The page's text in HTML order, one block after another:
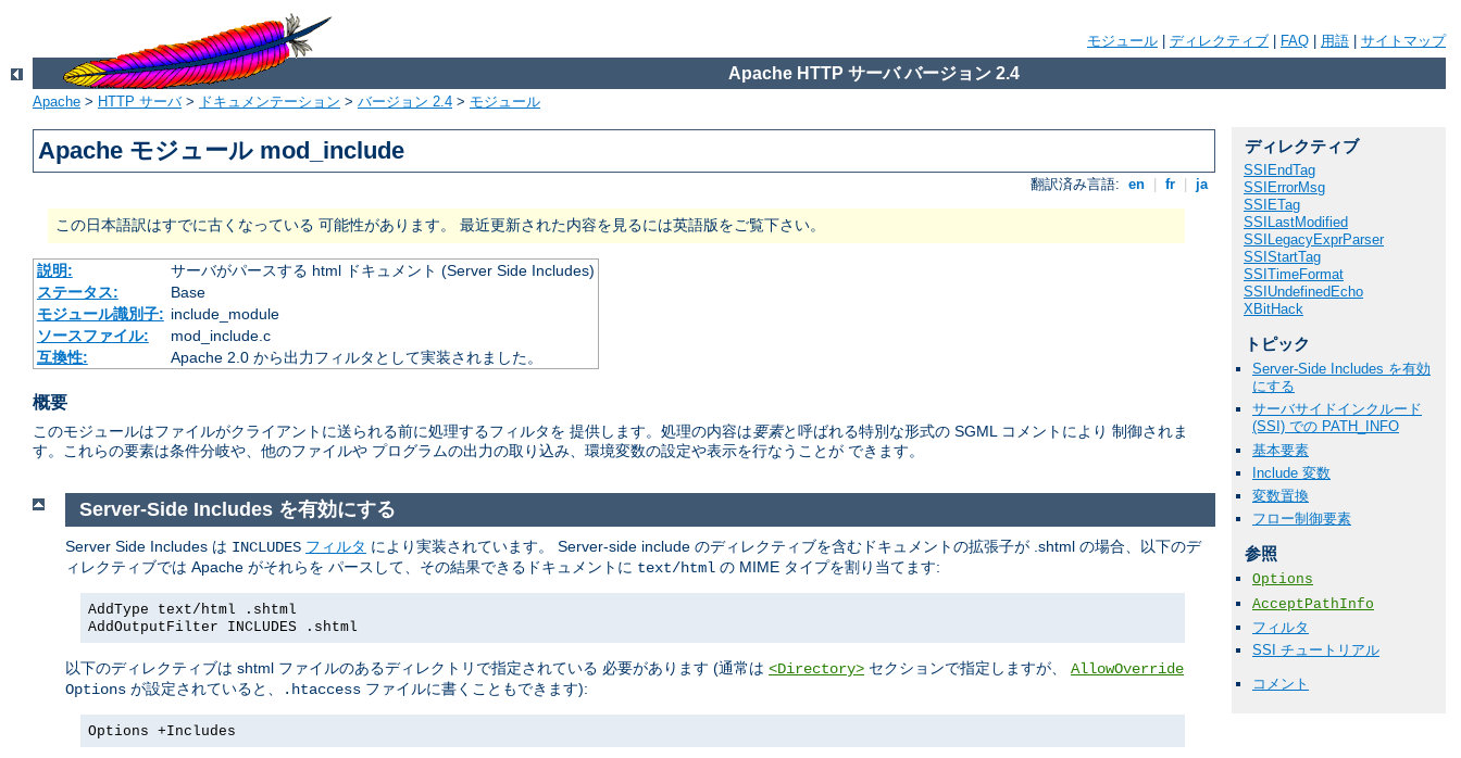
モジュール ディレクティブ FAQ 用語 サイトマップ
Apache HTTP サーバ バージョン 2.4
Apache > HTTP サーバ> ドキュメンテーション > バージョン 2.4 > モジュール
Apache モジュール mod_include
翻訳済み言語: en fr ja
この日本語訳はすでに古くなっている 可能性があります。 最近更新された内容を見るには英語版をご覧下さい。
説明:
サーバがパースする html ドキュメント (Server Side Includes)
ステータス:
Base
モジュール識別子: include_module
ソースファイル:
mod_include.c
互換性:
Apache 2.0 から出力フィルタとして実装されました。
概要
このモジュールはファイルがクライアントに送られる前に処理するフィルタを 提供します。処理の内容は要素と呼ばれる特別な形式の SGML コメントにより 制御されま
す。これらの要素は条件分岐や、他のファイルや プログラムの出力の取り込み、環境変数の設定や表示を行なうことが できます。
ディレクティブ
SSIEndTag
SSIErrorMsg
SSIETag
SSILastModified
SSILegacyExprParser
SSIStartTag
SSITimeFormat
SSIUndefinedEcho
XBitHack
トピック
Server-Side Includes を有効
にする
サーバサイドインクルード
(SSI) での PATH_INFO
基本要素
Include 変数
変数置換
フロー制御要素
参照
Options
AcceptPathInfo
フィルタ
SSI チュートリアル
コメント
Server-Side Includes を有効にする
Server Side Includes は INCLUDES フィルタ により実装されています。 Server-side include のディレクティブを含むドキュメントの拡張子が .shtml の場合、以下のデ
ィレクティブでは Apache がそれらを パースして、その結果できるドキュメントに text/html の MIME タイプを割り当てます:
AddType text/html .shtml
AddOutputFilter INCLUDES .shtml
以下のディレクティブは shtml ファイルのあるディレクトリで指定されている 必要があります (通常は <Directory> セクションで指定しますが、 AllowOverride
Options が設定されていると、 .htaccess ファイルに書くこともできます):
Options +Includes